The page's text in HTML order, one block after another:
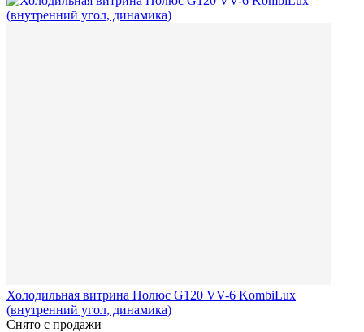
Холодильная витрина Полюс G120 VV-6 KombiLux
(внутренний угол, динамика)
Снято с продажи